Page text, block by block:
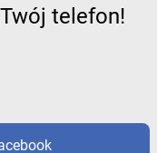
telefon!